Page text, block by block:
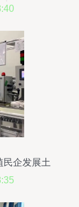
列报道
民企发展土